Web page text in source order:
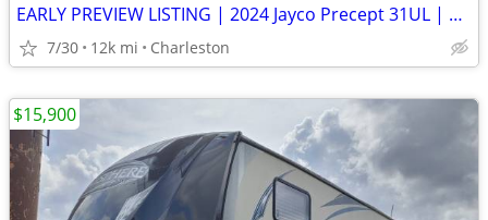
EARLY PREVIEW LISTING | 2024 Jayco Precept 31UL | Only 11,836 Miles
7/30 12k mi Charleston
$15,900